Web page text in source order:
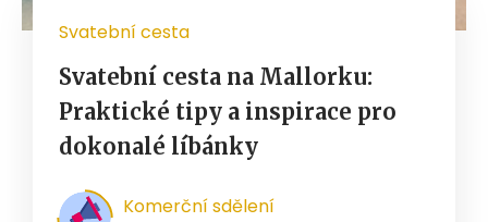
Svatební cesta
Svatební cesta na Mallorku:
Praktické tipy a inspirace pro
dokonalé líbánky
Komerční sdělení